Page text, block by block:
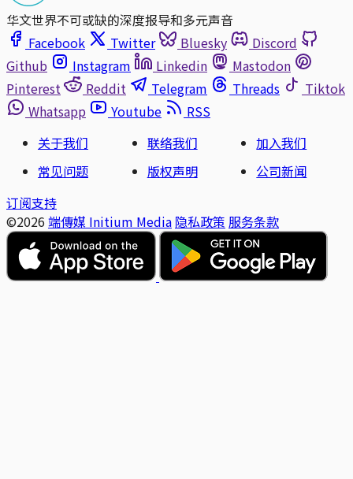
华文世界不可或缺的深度报导和多元声音
Facebook
Twitter Bluesky
Discord
Github
Instagram Linkedin
Mastodon
Pinterest
Reddit Telegram Threads
Tiktok
Whatsapp
Youtube
RSS
关于我们
联络我们
加入我们
常见问题
版权声明
公司新闻
订阅支持
©2026 端傳媒 Initium Media 隐私政策 服务条款